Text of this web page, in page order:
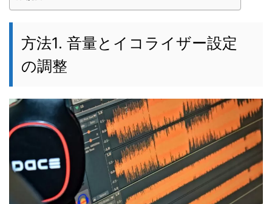
方法1. 音量とイコライザー設定
の調整